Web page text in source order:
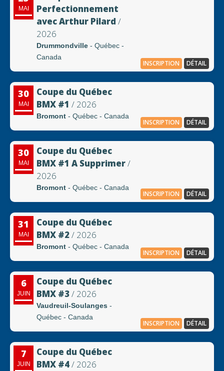
MAI
Perfectionnement
avec Arthur Pilard /
2026
Drummondville - Québec -
Canada
INSCRIPTION DÉTAIL
30
MAI
Coupe du Québec
BMX #1 / 2026
Bromont - Québec - Canada
INSCRIPTION DÉTAIL
30
MAI
Coupe du Québec
BMX #1 A Supprimer/
2026
Bromont - Québec - Canada
INSCRIPTION DÉTAIL
31
MAI
Coupe du Québec
BMX #2/ 2026
Bromont - Québec - Canada
INSCRIPTION DÉTAIL
6
JUIN
Coupe du Québec
BMX #3/ 2026
Vaudreuil-Soulanges -
Québec - Canada
INSCRIPTION DÉTAIL
7
JUIN
Coupe du Québec
BMX #4/ 2026